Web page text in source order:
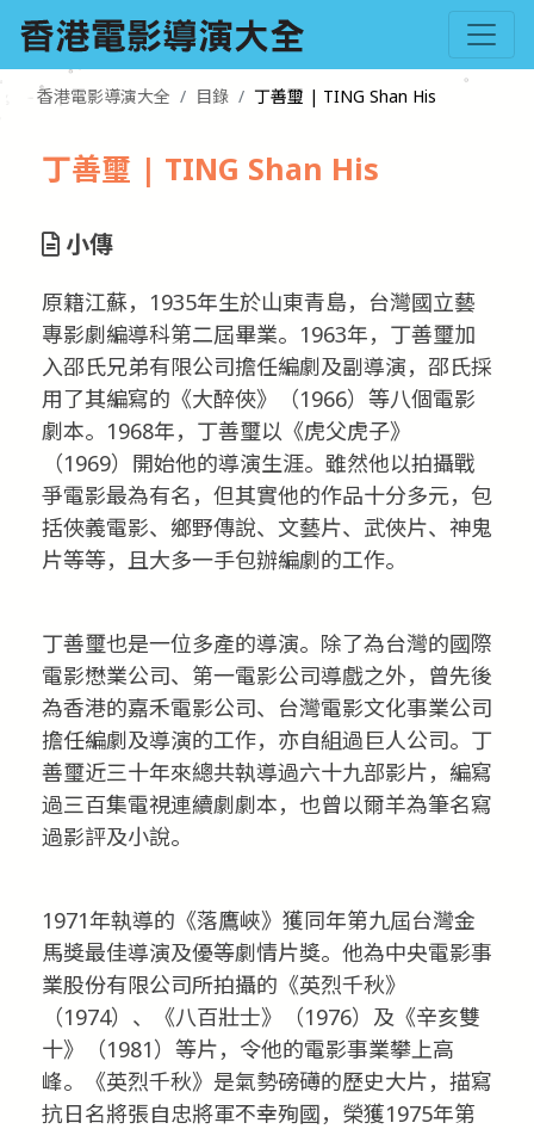
香港電影導演大全 目錄 丁善璽 | TING Shan His
丁善璽 | TING Shan His
小傳
原籍江蘇，1935年生於山東青島，台灣國立藝
專影劇編導科第二屆畢業。1963年，丁善璽加
入邵氏兄弟有限公司擔任編劇及副導演，邵氏採
用了其編寫的《大醉俠》（1966）等八個電影
劇本。1968年，丁善璽以《虎父虎子》
（1969）開始他的導演生涯。雖然他以拍攝戰
爭電影最為有名，但其實他的作品十分多元，包
括俠義電影、鄉野傳說、文藝片、武俠片、神鬼
片等等，且大多一手包辦編劇的工作。
丁善璽也是一位多產的導演。除了為台灣的國際
電影懋業公司、第一電影公司導戲之外，曾先後
為香港的嘉禾電影公司、台灣電影文化事業公司
擔任編劇及導演的工作，亦自組過巨人公司。丁
善璽近三十年來總共執導過六十九部影片，編寫
過三百集電視連續劇劇本，也曾以爾羊為筆名寫
過影評及小說。
1971年執導的《落鷹峽》獲同年第九屆台灣金
馬獎最佳導演及優等劇情片獎。他為中央電影事
業股份有限公司所拍攝的《英烈千秋》
（1974）、《八百壯士》（1976）及《辛亥雙
十》（1981）等片，令他的電影事業攀上高
峰。《英烈千秋》是氣勢磅礡的歷史大片，描寫
抗日名將張自忠將軍不幸殉國，榮獲1975年第